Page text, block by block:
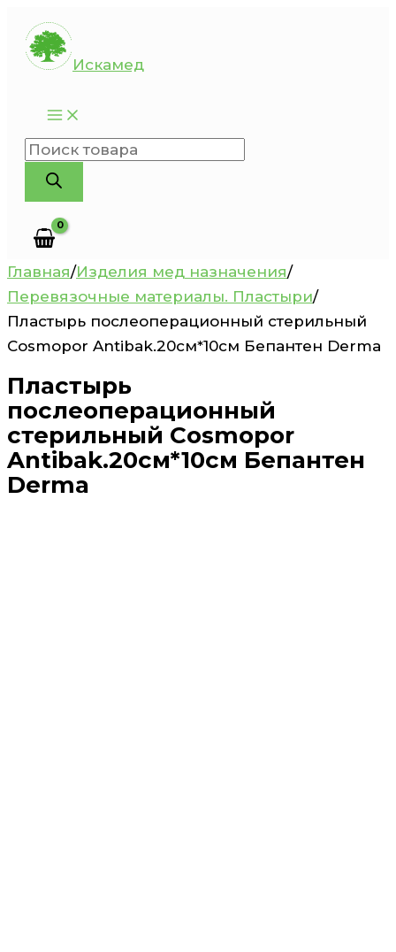
Перейти
содержимому
Искамед
Поиск
товаров
Главная/Изделия мед назначения/
Перевязочные материалы. Пластыри/
Пластырь послеоперационный стерильный
Cosmopor Antibak.20см*10см Бепантен Derma
Пластырь
послеоперационный
стерильный Cosmopor
Antibak.20см*10см Бепантен
Derma